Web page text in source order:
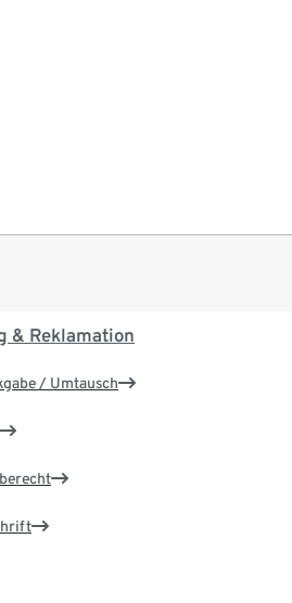
& Reklamation
/ Umtausch